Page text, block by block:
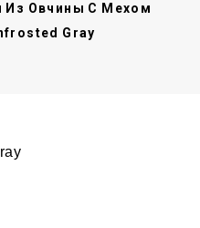
Из Овчины С Мехом
Gray